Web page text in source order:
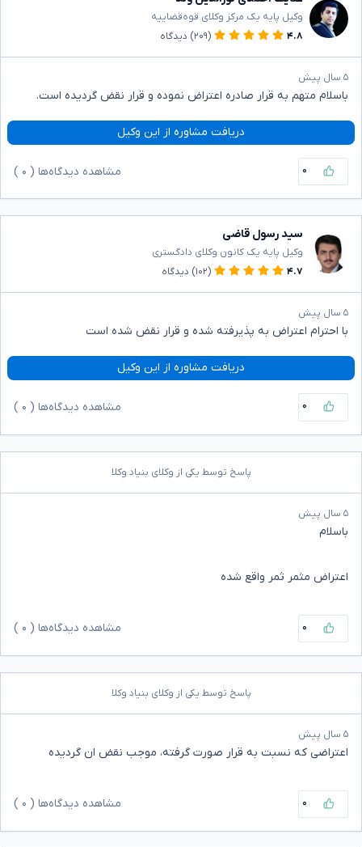
وکیل پایه یک مرکز وکلای قوه‌قضاییه
۴.۸
(۲۰۹) دیدگاه
۵ سال پیش
باسلام متهم به قرار صادره اعتراض نموده و قرار نقض گردیده است.
دریافت مشاوره از این وکیل
۰ مشاهده دیدگاه‌ها ( ۰
سید رسول قاضی
وکیل پایه یک کانون وکلای دادگستری
۴.۷
(۱۰۲) دیدگاه
۵ سال پیش
با احترام اعتراض به پذیرفته شده و قرار نقض شده است
دریافت مشاوره از این وکیل
۰ مشاهده دیدگاه‌ها ( ۰
پاسخ توسط یکی از وکلای بنیاد وکلا
۵ سال پیش
باسلام
اعتراض مثمر ثمر واقع شده
۰ مشاهده دیدگاه‌ها ( ۰
پاسخ توسط یکی از وکلای بنیاد وکلا
۵ سال پیش
اعتراضی که نسبت به قرار صورت گرفته، موجب نقض ان گردیده
۰ مشاهده دیدگاه‌ها ( ۰